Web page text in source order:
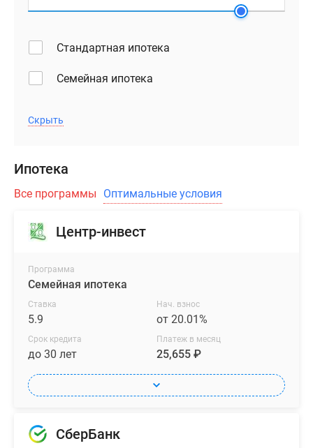
Стандартная ипотека
Семейная ипотека
Скрыть
Ипотека
Все программы Оптимальные условия
Центр-инвест
Программа
Семейная ипотека
Ставка
5.9
Нач. взнос
от 20.01%
Срок кредита
до 30 лет
Платеж в месяц
25,655 ₽
СберБанк